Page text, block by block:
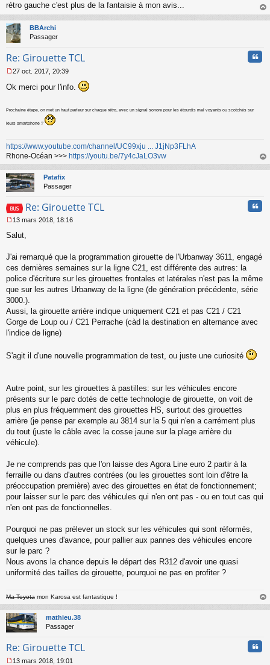
n
o
n
l
u
rétro gauche c'est plus de la fantaisie à mon avis...
au
BBArchi
Passager
Re: Girouette TCL
e
a
g
o
n
u
27 oct. 2017, 20:39
Ok merci pour l'info.
Prochaine étape, on met un haut parleur sur chaque rétro, avec un signal sonore pour les étourdis mal voyants ou scotchés sur
leurs smartphone ?
https://www.youtube.com/channel/UC99xju ... J1jNp3FLhA
Rhone-Océan >>> https://youtu.be/7y4cJaLO3vw
au
Patafix
Passager
Re: Girouette TCL
e
s
g
e
n
o
n
u
13 mars 2018, 18:16
Salut,
J'ai remarqué que la programmation girouette de l'Urbanway 3611, engagé
ces dernières semaines sur la ligne C21, est différente des autres: la
police d'écriture sur les girouettes frontales et latérales n'est pas la même
que sur les autres Urbanway de la ligne (de génération précédente, série
3000.).
Aussi, la girouette arrière indique uniquement C21 et pas C21 / C21
Gorge de Loup ou / C21 Perrache (càd la destination en alternance avec
l'indice de ligne)
S'agit il d'une nouvelle programmation de test, ou juste une curiosité
Autre point, sur les girouettes à pastilles: sur les véhicules encore
présents sur le parc dotés de cette technologie de girouette, on voit de
plus en plus fréquemment des girouettes HS, surtout des girouettes
arrière (je pense par exemple au 3814 sur la 5 qui n'en a carrément plus
du tout (juste le câble avec la cosse jaune sur la plage arrière du
véhicule).
Je ne comprends pas que l'on laisse des Agora Line euro 2 partir à la
ferraille ou dans d'autres contrées (ou les girouettes sont loin d'être la
préoccupation première) avec des girouettes en état de fonctionnement;
pour laisser sur le parc des véhicules qui n'en ont pas - ou en tout cas qui
n'en ont pas de fonctionnelles.
Pourquoi ne pas prélever un stock sur les véhicules qui sont réformés,
quelques unes d'avance, pour pallier aux pannes des véhicules encore
sur le parc ?
Nous avons la chance depuis le départ des R312 d'avoir une quasi
uniformité des tailles de girouette, pourquoi ne pas en profiter ?
Ma Toyota mon Karosa est fantastique !
au
mathieu.38
Passager
Re: Girouette TCL
13 mars 2018, 19:01